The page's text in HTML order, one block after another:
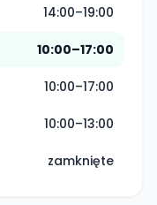
14:00–19:00
10:00–17:00
10:00–17:00
10:00–13:00
zamknięte